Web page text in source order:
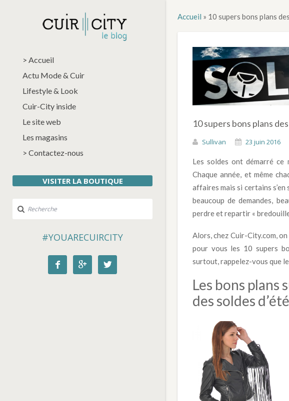
> Accueil
Actu Mode & Cuir
Lifestyle & Look
Cuir-City inside
Le site web
Les magasins
> Contactez-nous
VISITER LA BOUTIQUE
#YOUARECUIRCITY
  
Accueil » 10 supers bons plans
10 supers bons plans
Sullivan 23 juin 2016
Les soldes ont démarré
Chaque année, et même
affaires mais si certains
beaucoup de demandes,
perdre et repartir «
Alors, chez Cuir-City.com,
pour vous les 10 supers
surtout, rappelez-vous que
Les bons plans
des soldes